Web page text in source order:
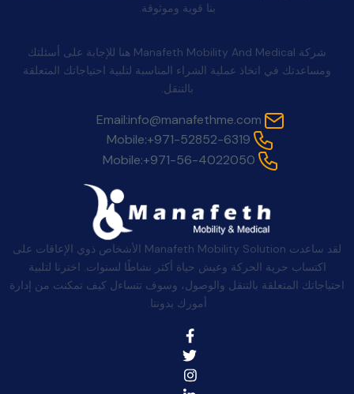
بنا قوية وموثوقة.
شركة Manafeth Mobility And Medical هنا للإجابة على أسئلتك
ومساعدتك في اتخاذ عملية الشراء المناسبة لتلبية احتياجاتك المتعلقة
بالتنقل.
Email:info@manafethme.com
Mobile:+971-52852-6319
Mobile:+971-56-4022050
لقد ساعدت Manafeth Mobility Solution الأشخاص ذوي الإعاقات على
اكتساب حرية الحركة وعيش حياة أكثر نشاطًا لسنوات. اخترنا لتلبية
احتياجاتك المتعلقة بالتنقل والوصول، وسوف تتساءل كيف تمكنت من إدارة
أمورك بدوننا.